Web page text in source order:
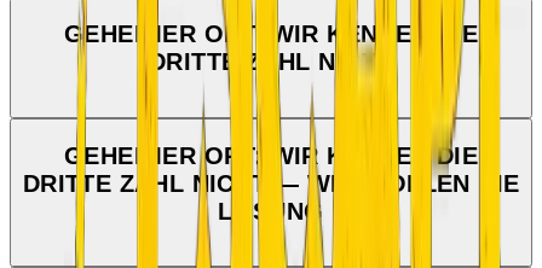
GEHEIMER ORT: WIR KENNEN DIE
DRITTE ZAHL NICHT
GEHEIMER ORT: WIR KENNEN DIE
DRITTE ZAHL NICHT — WIR WOLLEN DIE
LÖSUNG